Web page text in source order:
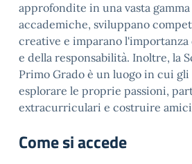
approfondite in una vasta
accademiche, sviluppano
creative e imparano
e della responsabilità. Inoltre, la
Primo Grado è un luogo in cui
esplorare le proprie passioni,
extracurriculari e costruire
Come si accede